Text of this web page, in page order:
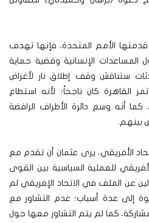
الأمم المتحدة، فإنها تهدف
المساعدات الإنسانية وقضية حماية
ستناقش وقف إطلاق نار لأغراض
القاهرة كان ناجحاً؛ لأنه استطاع
أنه وسع دائرة الأطراف الرافضة
بينهم.
الأفريقي، يرى عثمان أن تقدم مع
للعملية السياسية بين القوى
عن الملف في الاتحاد الإفريقي لم
إلى عدة أسباب؛ عدم التشاور مع
كما لم يتم التشاور معها حول